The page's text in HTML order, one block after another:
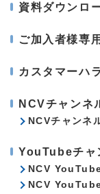
資料ダウンロ
ご加入者様専
カスタマーハ
NCVチャンネ
NCVチャンネ
YouTubeチャ
NCV
NCV